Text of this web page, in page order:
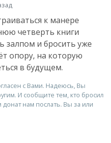
к манере
четверть книги
залпом и бросить уже
опору, на которую
в будущем.
с Вами. Надеюсь, Вы
И сообщите тем, кто бросил
донат нам послать. Вы за или